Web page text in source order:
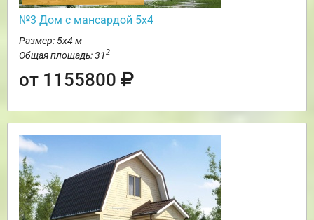
№3 Дом с мансардой 5х4
Размер: 5х4 м
Общая площадь: 312
от 1155800